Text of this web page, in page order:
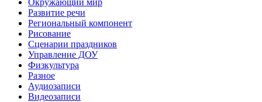
Развитие речи
Региональный компонент
Рисование
Сценарии праздников
Управление ДОУ
Физкультура
Разное
Аудиозаписи
Видеозаписи